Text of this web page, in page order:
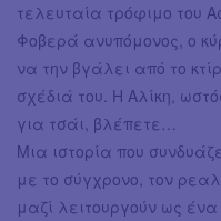
τελευταία τρόφιμο του
Φοβερά ανυπόμονος, ο
να την βγάλει από το
σχέδιά του. Η Αλίκη,
για τσάι, βλέπετε…
Μια ιστορία που
με το σύγχρονο, τον
μαζί λειτουργούν ως